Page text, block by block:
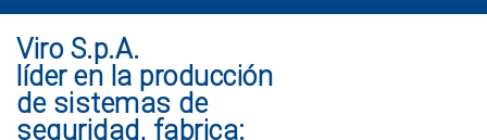
Viro S.p.A.
líder en la producción
de sistemas de
seguridad, fabrica: